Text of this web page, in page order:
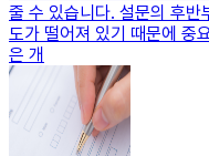
줄 수 있습니다. 설문의 후반
도가 떨어져 있기 때문에 중
은 개